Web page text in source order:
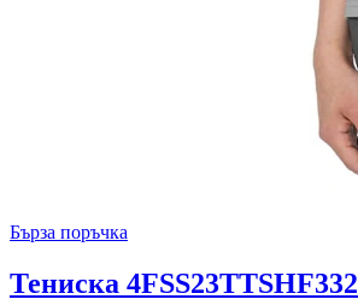
Бърза поръчка
Тениска 4FSS23TTSHF332